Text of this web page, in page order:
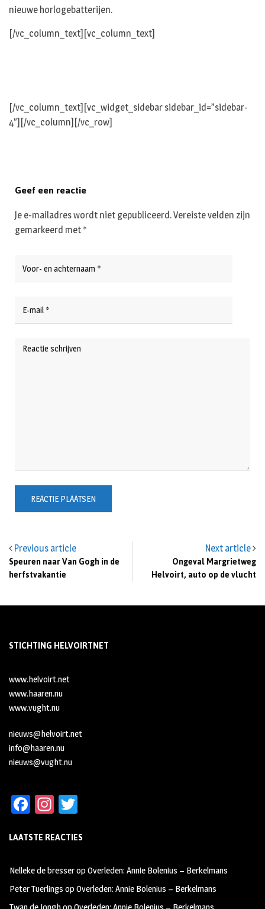
nieuwe horlogebatterijen.
[/vc_column_text][vc_column_text]
[/vc_column_text][vc_widget_sidebar sidebar_id=”sidebar-
4″][/vc_column][/vc_row]
Previous article
Speuren naar Van Gogh in de
herfstvakantie
Next article
Ongeval Margrietweg
Helvoirt, auto op de vlucht
Geef een reactie
Je e-mailadres wordt niet gepubliceerd.Vereiste velden zijn
gemarkeerd met *
STICHTING HELVOIRTNET
www.helvoirt.net
www.haaren.nu
www.vught.nu
nieuws@helvoirt.net
info@haaren.nu
nieuws@vught.nu
Fa
b
oo
k
In
ag
m
tt
LAATSTE REACTIES
Nelleke de bresseropOverleden: Annie Bolenius – Berkelmans
Peter Tuerlings opOverleden: Annie Bolenius – Berkelmans